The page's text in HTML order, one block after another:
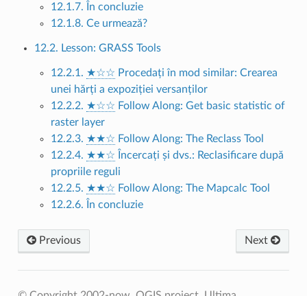
12.1.7. În concluzie
12.1.8. Ce urmează?
12.2. Lesson: GRASS Tools
12.2.1. ★☆☆ Procedați în mod similar: Crearea
unei hărți a expoziției versanților
12.2.2. ★☆☆ Follow Along: Get basic statistic of
raster layer
12.2.3. ★★☆ Follow Along: The Reclass Tool
12.2.4. ★★☆ Încercați și dvs.: Reclasificare după
propriile reguli
12.2.5. ★★☆ Follow Along: The Mapcalc Tool
12.2.6. În concluzie
Previous Next